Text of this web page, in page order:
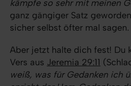
kämpfe so sehr mit meinen
ganz gängiger Satz
sicher selbst öfter mal sagen.
Aber jetzt halte dich fest! Du
Vers aus Jeremia 29:11
weiß, was für Gedanken ich